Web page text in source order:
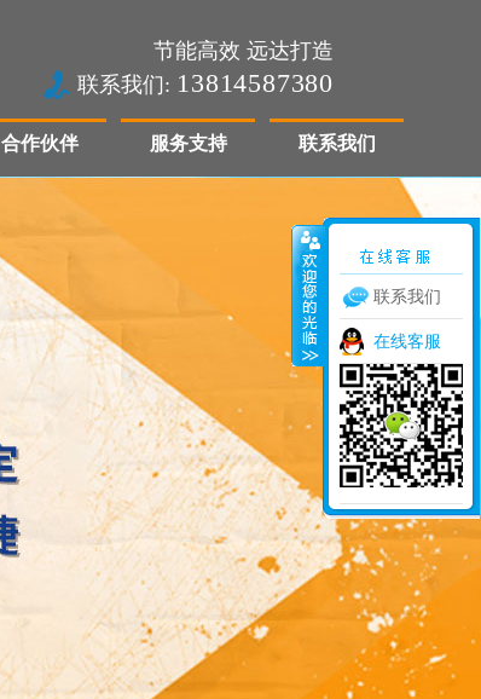
节能高效 远达打造
联系我们: 13814587380
合作伙伴 服务支持 联系我们
联系我们
在线客服